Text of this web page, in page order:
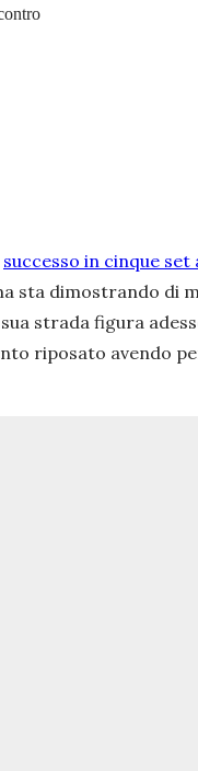
successo in cinque set
sta dimostrando di
strada figura
riposato avendo